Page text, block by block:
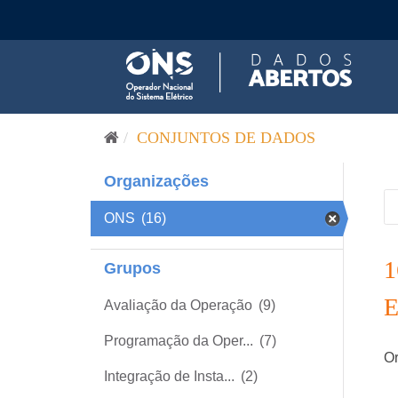
CONJUNTOS DE DADOS
Organizações
ONS (16)
Grupos
Avaliação da Operação (9)
Programação da Oper... (7)
Integração de Insta... (2)